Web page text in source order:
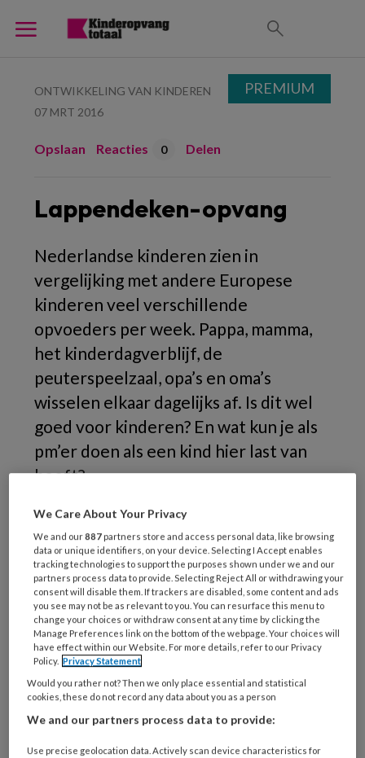
ONTWIKKELING VAN KINDEREN
07 MRT 2016
Opslaan Reacties 0 Delen
Lappendeken-opvang
Nederlandse kinderen zien in
vergelijking met andere Europese
kinderen veel verschillende
opvoeders per week. Pappa, mamma,
het kinderdagverblijf, de
peuterspeelzaal, opa’s en oma’s
wisselen elkaar dagelijks af. Is dit wel
goed voor kinderen? En wat kun je als
pm’er doen als een kind hier last van
heeft?
Volgens
REGISTREREN
Wil je dit artikel lezen?
Maak gratis een account aan en lees 2
artikelen gratis per maand
Al een account of abonnement?Log dan in
PREMIUM
We Care About Your Privacy
We and our887 partners store and access personal data, like browsing
data or unique identifiers, on your device. Selecting I Accept enables
tracking technologies to support the purposes shown under we and our
partners process data to provide. Selecting Reject All or withdrawing your
consent will disable them. If trackers are disabled, some content and ads
you see may not be as relevant to you. You can resurface this menu to
change your choices or withdraw consent at any time by clicking the
Manage Preferences link on the bottom of the webpage. Your choices will
have effect within our Website. For more details, refer to our Privacy
Policy. Privacy Statement
Would you rather not? Then we only place essential and statistical
cookies, these do not record any data about you as a person
We and our partners process data to provide:
Use precise geolocation data. Actively scan device characteristics for